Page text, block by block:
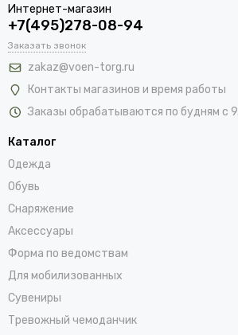
Интернет-магазин
+7(495)278-08-94
Заказать звонок
zakaz@voen-torg.ru
Контакты магазинов и время работы
Заказы обрабатываются по будням с
Каталог
Одежда
Обувь
Снаряжение
Аксессуары
Форма по ведомствам
Для мобилизованных
Сувениры
Тревожный чемоданчик